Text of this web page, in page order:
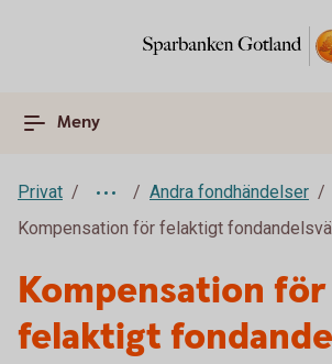
Meny
Privat
Andra fondhändelser
Kompensation för felaktigt
Kompensation för
felaktigt